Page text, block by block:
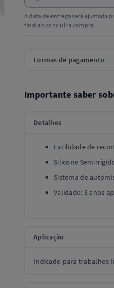
A data de entrega será ajustada
final ao concluir a compra.
Formas de pagamento
Importante saber
Detalhes
Facilidade de
Silicone
Sistema de
Validade: 3 anos
Aplicação
Indicado para trabalhos